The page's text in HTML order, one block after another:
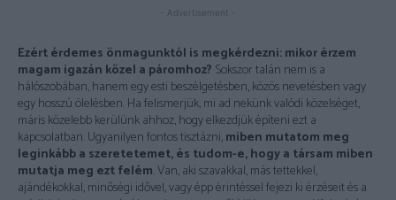
- Advertisement -
Ezért érdemes önmagunktól is megkérdezni: mikor érzem
magam igazán közel a páromhoz? Sokszor talán nem is a
hálószobában, hanem egy esti beszélgetésben, közös nevetésben vagy
egy hosszú ölelésben. Ha felismerjük, mi ad nekünk valódi közelséget,
máris közelebb kerülünk ahhoz, hogy elkezdjük építeni ezt a
kapcsolatban. Ugyanilyen fontos tisztázni,miben mutatom meg
leginkább a szeretetemet, és tudom-e, hogy a társam miben
mutatja meg ezt felém . Van, aki szavakkal, más tettekkel,
ajándékokkal, minőségi idővel, vagy épp érintéssel fejezi ki érzéseit és a